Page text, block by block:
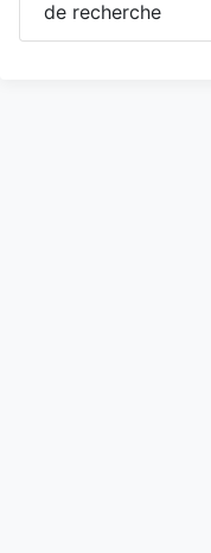
de recherche